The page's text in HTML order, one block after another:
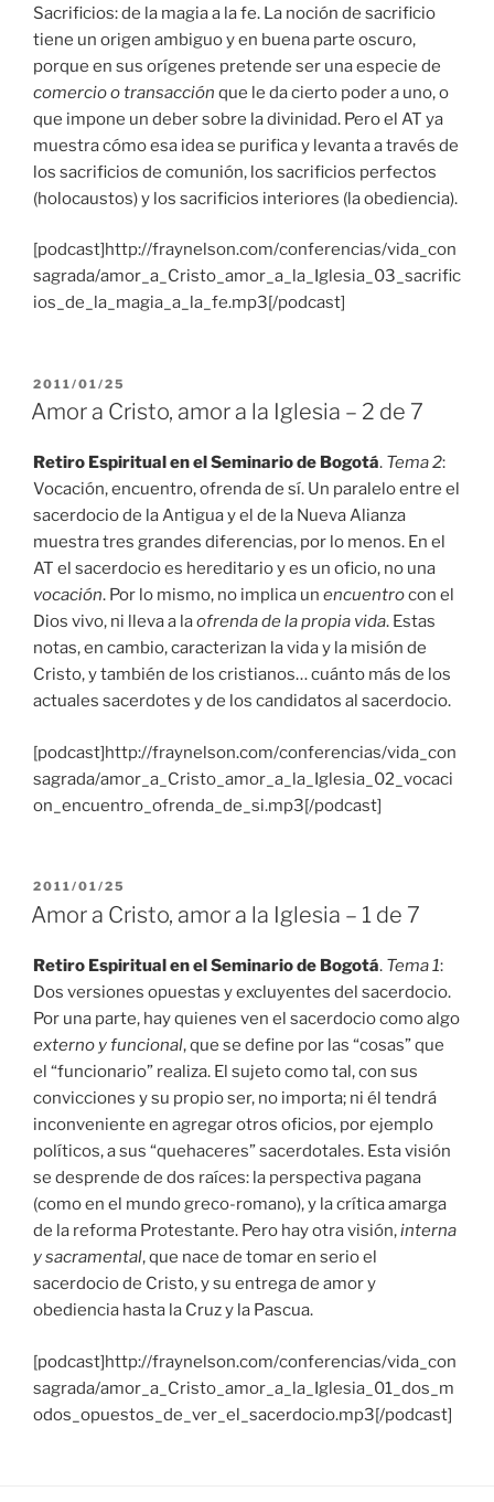
Sacrificios: de la magia a la fe. La noción de sacrificio
tiene un origen ambiguo y en buena parte oscuro,
porque en sus orígenes pretende ser una especie de
comercio o transacción que le da cierto poder a uno, o
que impone un deber sobre la divinidad. Pero el AT ya
muestra cómo esa idea se purifica y levanta a través de
los sacrificios de comunión, los sacrificios perfectos
(holocaustos) y los sacrificios interiores (la obediencia).
[podcast]http://fraynelson.com/conferencias/vida_con
sagrada/amor_a_Cristo_amor_a_la_Iglesia_03_sacrific
ios_de_la_magia_a_la_fe.mp3[/podcast]
PUBLICADO
EL
2011/01/25
Amor a Cristo, amor a la Iglesia – 2 de 7
Retiro Espiritual en el Seminario de Bogotá. Tema 2:
Vocación, encuentro, ofrenda de sí. Un paralelo entre el
sacerdocio de la Antigua y el de la Nueva Alianza
muestra tres grandes diferencias, por lo menos. En el
AT el sacerdocio es hereditario y es un oficio, no una
vocación. Por lo mismo, no implica un encuentrocon el
Dios vivo, ni lleva a laofrenda de la propia vida. Estas
notas, en cambio, caracterizan la vida y la misión de
Cristo, y también de los cristianos… cuánto más de los
actuales sacerdotes y de los candidatos al sacerdocio.
[podcast]http://fraynelson.com/conferencias/vida_con
sagrada/amor_a_Cristo_amor_a_la_Iglesia_02_vocaci
on_encuentro_ofrenda_de_si.mp3[/podcast]
PUBLICADO
EL
2011/01/25
Amor a Cristo, amor a la Iglesia – 1 de 7
Retiro Espiritual en el Seminario de Bogotá. Tema 1:
Dos versiones opuestas y excluyentes del sacerdocio.
Por una parte, hay quienes ven el sacerdocio como algo
externo y funcional, que se define por las “cosas” que
el “funcionario” realiza. El sujeto como tal, con sus
convicciones y su propio ser, no importa; ni él tendrá
inconveniente en agregar otros oficios, por ejemplo
políticos, a sus “quehaceres” sacerdotales. Esta visión
se desprende de dos raíces: la perspectiva pagana
(como en el mundo greco-romano), y la crítica amarga
de la reforma Protestante. Pero hay otra visión,interna
y sacramental, que nace de tomar en serio el
sacerdocio de Cristo, y su entrega de amor y
obediencia hasta la Cruz y la Pascua.
[podcast]http://fraynelson.com/conferencias/vida_con
sagrada/amor_a_Cristo_amor_a_la_Iglesia_01_dos_m
odos_opuestos_de_ver_el_sacerdocio.mp3[/podcast]